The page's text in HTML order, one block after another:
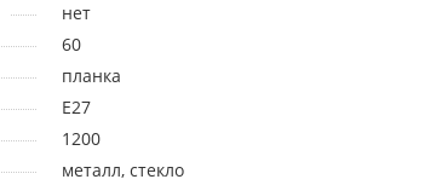
нет
60
планка
E27
1200
металл, стекло